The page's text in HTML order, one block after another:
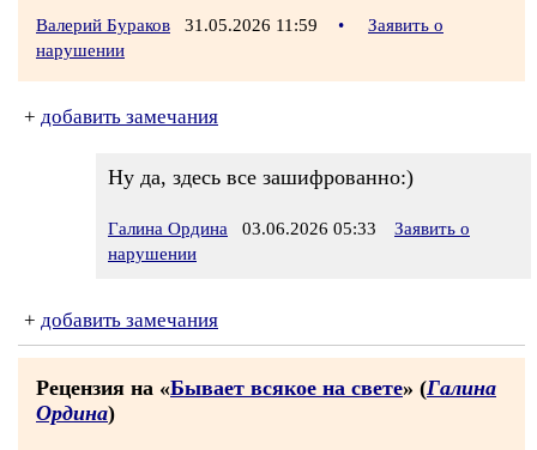
Валерий Бураков 31.05.2026 11:59 •
Заявить о
нарушении
+ добавить замечания
Ну да, здесь все зашифрованно:)
Галина Ордина 03.06.2026 05:33
Заявить о
нарушении
+ добавить замечания
Рецензия на «Бывает всякое на свете» (Галина
Ордина)